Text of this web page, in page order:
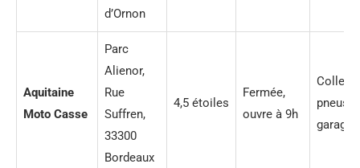
d’Ornon
Aquitaine
Moto Casse
Parc
Alienor,
Rue
Suffren,
33300
Bordeaux
4,5 étoiles
Fermée,
ouvre à 9h
pneus,
garage